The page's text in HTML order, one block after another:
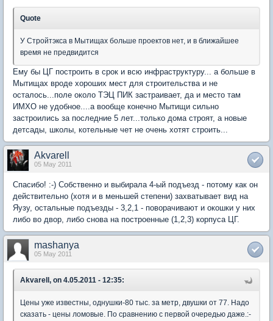
Quote
У Стройтэкса в Мытищах больше проектов нет, и в ближайшее
время не предвидится
Ему бы ЦГ построить в срок и всю инфраструктуру... а больше в
Мытищах вроде хороших мест для строительства и не
осталось...поле около ТЭЦ ПИК застраивает, да и место там
ИМХО не удобное....а вообще конечно Мытищи сильно
застроились за последние 5 лет...только дома строят, а новые
детсады, школы, котельные чет не очень хотят строить...
Akvarell
05 May 2011
Спасибо! :-) Собственно и выбирала 4-ый подъезд - потому как он
действительно (хотя и в меньшей степени) захватывает вид на
Яузу, остальные подъезды - 3,2,1 - поворачивают и окошки у них
либо во двор, либо снова на построенные (1,2,3) корпуса ЦГ.
mashanya
05 May 2011
Akvarell, on 4.05.2011 - 12:35:
Цены уже известны, однушки-80 тыс. за метр, двушки от 77. Надо
сказать - цены ломовые. По сравнению с первой очередью даже.:-